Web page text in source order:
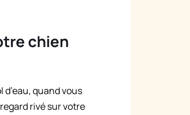
chien
quand vous
rivé sur votre